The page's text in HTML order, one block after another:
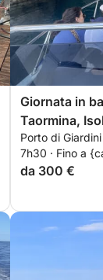
Giornata in
Taormina,
Sant’Alessio
Porto di
7h30 · Fino a
da 300 €